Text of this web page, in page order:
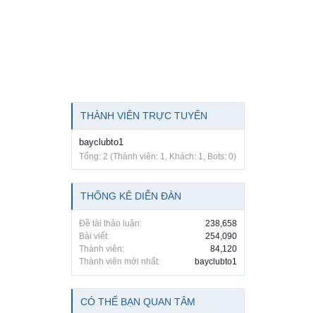
THÀNH VIÊN TRỰC TUYẾN
bayclubto1
Tổng: 2 (Thành viên: 1, Khách: 1, Bots: 0)
THỐNG KÊ DIỄN ĐÀN
Đề tài thảo luận:
238,658
Bài viết:
254,090
Thành viên:
84,120
Thành viên mới nhất:
bayclubto1
CÓ THỂ BẠN QUAN TÂM